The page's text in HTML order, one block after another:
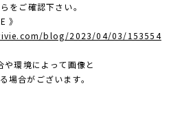
をご確認下さい。
》
blog/2023/04/03/153554
環境によって画像と
合がございます。